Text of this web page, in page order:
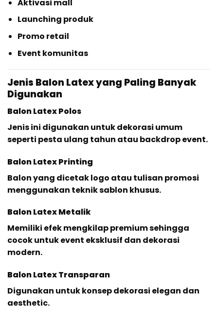
Aktivasi mall
Launching produk
Promo retail
Event komunitas
Jenis Balon Latex yang Paling Banyak
Digunakan
Balon Latex Polos
Jenis ini digunakan untuk dekorasi umum
seperti pesta ulang tahun atau backdrop event.
Balon Latex Printing
Balon yang dicetak logo atau tulisan promosi
menggunakan teknik sablon khusus.
Balon Latex Metalik
Memiliki efek mengkilap premium sehingga
cocok untuk event eksklusif dan dekorasi
modern.
Balon Latex Transparan
Digunakan untuk konsep dekorasi elegan dan
aesthetic.